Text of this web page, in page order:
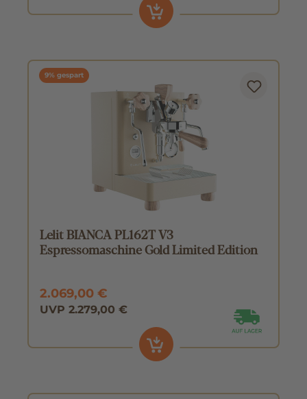
9% gespart
Lelit BIANCA PL162T V3
Espressomaschine Gold Limited Edition
2.069,00 €
UVP 2.279,00 €